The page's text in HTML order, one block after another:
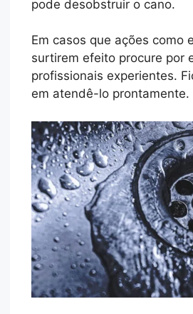
pode desobstruir o cano.
Em casos que ações como
surtirem efeito procure por
profissionais experientes.
em atendê-lo prontamente.